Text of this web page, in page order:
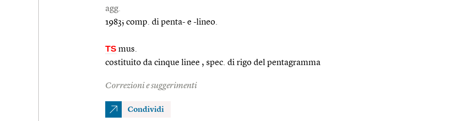
agg.
1983; comp. di penta- e -lineo.
TS mus.
costituito da cinque linee , spec. di rigo del pentagramma
Correzioni e suggerimenti
Condividi